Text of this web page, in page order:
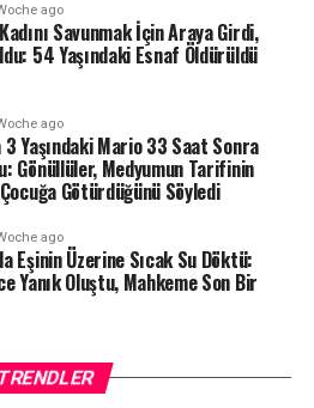
ago
Savunmak İçin Araya Girdi,
54 Yaşındaki Esnaf Öldürüldü
ago
3 Yaşındaki Mario 33 Saat Sonra
Gönüllüler, Medyumun Tarifinin
Götürdüğünü Söyledi
ago
Eşinin Üzerine Sıcak Su Döktü:
Yanık Oluştu, Mahkeme Son Bir
TRENDLER